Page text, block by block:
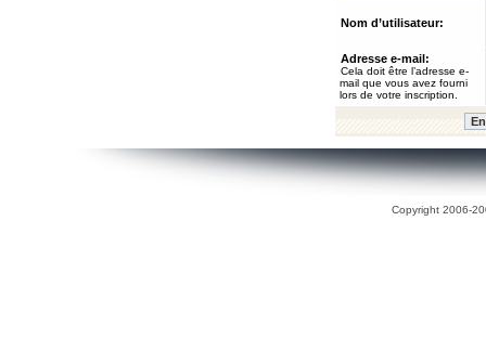
Nom d’utilisateur:
Adresse e-mail:
Cela doit être l’adresse e-
mail que vous avez fourni
lors de votre inscription.
Copyright 2006-